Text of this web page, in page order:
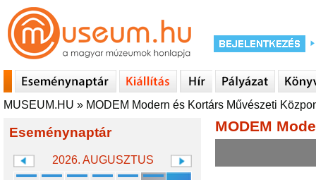
MUSEUM.HU » MODEM Modern és Kortárs Művészeti
Eseménynaptár
2026. AUGUSZTUS
MODEM